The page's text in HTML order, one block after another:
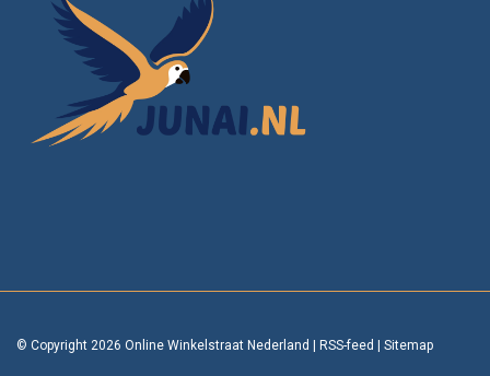
© Copyright 2026 Online Winkelstraat Nederland RSS-feed Sitemap